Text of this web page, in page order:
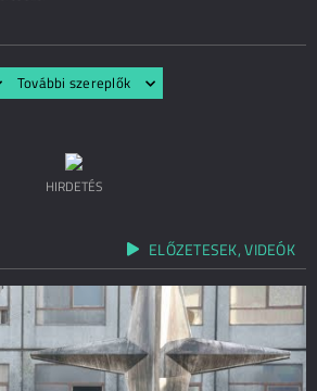
További szereplők
HIRDETÉS
ELŐZETESEK, VIDEÓK